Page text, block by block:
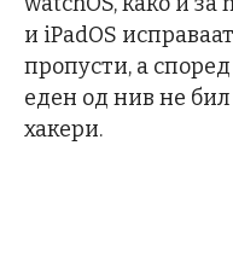
и iPadOS
пропусти, а
еден од нив не
хакери.